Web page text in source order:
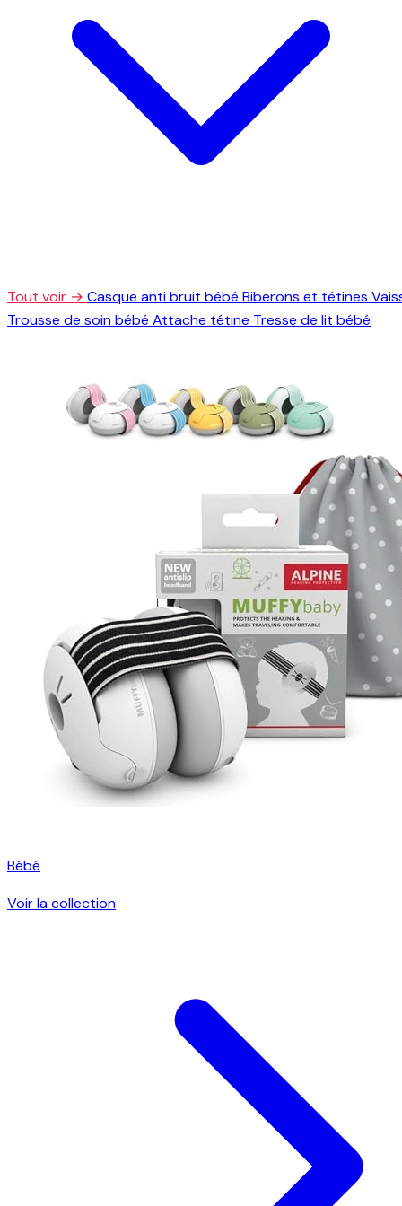
Tout voir → Casque anti bruit bébé Biberons et tétines
Trousse de soin bébé Attache tétine Tresse de lit bébé
Bébé
Voir la collection